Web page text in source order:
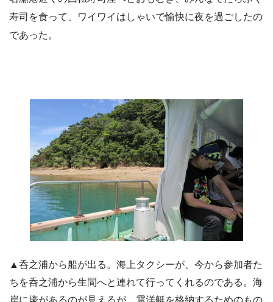
寿司を食って、ワイワイはしゃいで愉快に夜を過ごしたの
であった。
▲呑之浦から船が出る。海上タクシーが、今から参加者た
ちを呑之浦から生間へと連れて行ってくれるのである。海
岸に壕があるのが見えるが、震洋艇を格納するためのもの